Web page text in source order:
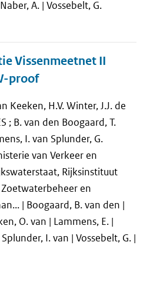
A. | Vossebelt, G.
Vissenmeetnet II
proof
Keeken, H.V. Winter, J.J. de
; B. van den Boogaard, T.
I. van Splunder, G.
van Verkeer en
Rijksinstituut
en
| Boogaard, B. van den |
O. van | Lammens, E. |
Splunder, I. van | Vossebelt, G. |